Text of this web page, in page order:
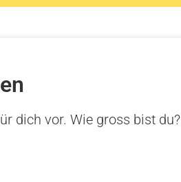
dich vor. Wie gross bist du?